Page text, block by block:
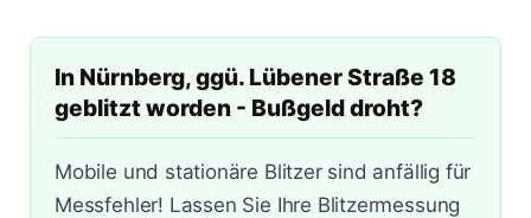
§ 67 OWiG
Bremen - Lloydstraße
Hamburg - Behringstraße
In Nürnberg, ggü. Lübener Straße 18
geblitzt worden - Bußgeld droht?
Mobile und stationäre Blitzer sind anfällig für
Messfehler! Lassen Sie Ihre Blitzermessung